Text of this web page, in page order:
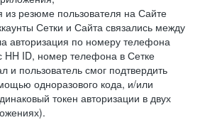
из резюме пользователя на Сайте
Сетки и Сайта связались между
авторизация по номеру телефона
HH ID, номер телефона в Сетке
и пользователь смог подтвердить
одноразового кода, и/или
токен авторизации в двух